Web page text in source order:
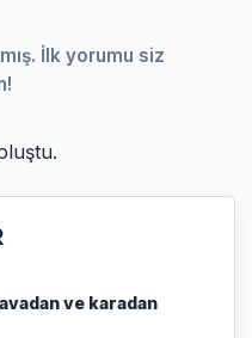
İlk yorumu siz
ve karadan